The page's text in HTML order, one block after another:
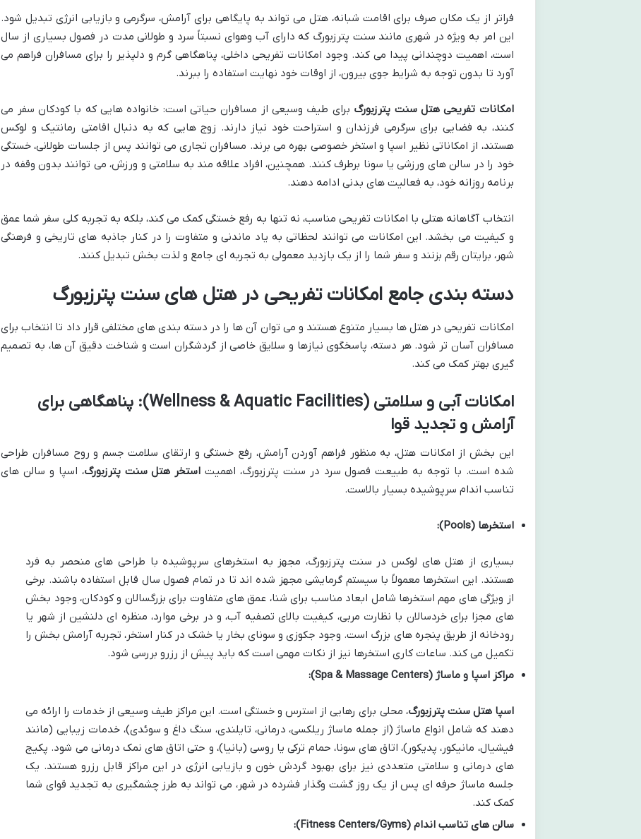
فراتر از یک مکان صرف برای اقامت شبانه، هتل می تواند به پایگاهی برای آرامش، سرگرمی و بازیابی انرژی تبدیل شود.
این امر به ویژه در شهری مانند سنت پترزبورگ که دارای آب وهوای نسبتاً سرد و طولانی مدت در فصول بسیاری از سال
است، اهمیت دوچندانی پیدا می کند. وجود امکانات تفریحی داخلی، پناهگاهی گرم و دلپذیر را برای مسافران فراهم می
آورد تا بدون توجه به شرایط جوی بیرون، از اوقات خود نهایت استفاده را ببرند.
امکانات تفریحی هتل سنت پترزبورگ برای طیف وسیعی از مسافران حیاتی است: خانواده هایی که با کودکان سفر می
کنند، به فضایی برای سرگرمی فرزندان و استراحت خود نیاز دارند. زوج هایی که به دنبال اقامتی رمانتیک و لوکس
هستند، از امکاناتی نظیر اسپا و استخر خصوصی بهره می برند. مسافران تجاری می توانند پس از جلسات طولانی، خستگی
خود را در سالن های ورزشی یا سونا برطرف کنند. همچنین، افراد علاقه مند به سلامتی و ورزش، می توانند بدون وقفه در
برنامه روزانه خود، به فعالیت های بدنی ادامه دهند.
انتخاب آگاهانه هتلی با امکانات تفریحی مناسب، نه تنها به رفع خستگی کمک می کند، بلکه به تجربه کلی سفر شما عمق
و کیفیت می بخشد. این امکانات می توانند لحظاتی به یاد ماندنی و متفاوت را در کنار جاذبه های تاریخی و فرهنگی
شهر، برایتان رقم بزنند و سفر شما را از یک بازدید معمولی به تجربه ای جامع و لذت بخش تبدیل کنند.
دسته بندی جامع امکانات تفریحی در هتل های سنت پترزبورگ
امکانات تفریحی در هتل ها بسیار متنوع هستند و می توان آن ها را در دسته بندی های مختلفی قرار داد تا انتخاب برای
مسافران آسان تر شود. هر دسته، پاسخگوی نیازها و سلایق خاصی از گردشگران است و شناخت دقیق آن ها، به تصمیم
گیری بهتر کمک می کند.
امکانات آبی و سلامتی (Wellness & Aquatic Facilities): پناهگاهی برای
آرامش و تجدید قوا
این بخش از امکانات هتل، به منظور فراهم آوردن آرامش، رفع خستگی و ارتقای سلامت جسم و روح مسافران طراحی
شده است. با توجه به طبیعت فصول سرد در سنت پترزبورگ، اهمیت استخر هتل سنت پترزبورگ، اسپا و سالن های
تناسب اندام سرپوشیده بسیار بالاست.
استخرها (Pools):
بسیاری از هتل های لوکس در سنت پترزبورگ، مجهز به استخرهای سرپوشیده با طراحی های منحصر به فرد
هستند. این استخرها معمولاً با سیستم گرمایشی مجهز شده اند تا در تمام فصول سال قابل استفاده باشند. برخی
از ویژگی های مهم استخرها شامل ابعاد مناسب برای شنا، عمق های متفاوت برای بزرگسالان و کودکان، وجود بخش
های مجزا برای خردسالان با نظارت مربی، کیفیت بالای تصفیه آب، و در برخی موارد، منظره ای دلنشین از شهر یا
رودخانه از طریق پنجره های بزرگ است. وجود جکوزی و سونای بخار یا خشک در کنار استخر، تجربه آرامش بخش را
تکمیل می کند. ساعات کاری استخرها نیز از نکات مهمی است که باید پیش از رزرو بررسی شود.
مراکز اسپا و ماساژ (Spa & Massage Centers):
اسپا هتل سنت پترزبورگ، محلی برای رهایی از استرس و خستگی است. این مراکز طیف وسیعی از خدمات را ارائه می
دهند که شامل انواع ماساژ (از جمله ماساژ ریلکسی، درمانی، تایلندی، سنگ داغ و سوئدی)، خدمات زیبایی (مانند
فیشیال، مانیکور، پدیکور)، اتاق های سونا، حمام ترکی یا روسی (بانیا)، و حتی اتاق های نمک درمانی می شود. پکیج
های درمانی و سلامتی متعددی نیز برای بهبود گردش خون و بازیابی انرژی در این مراکز قابل رزرو هستند. یک
جلسه ماساژ حرفه ای پس از یک روز گشت وگذار فشرده در شهر، می تواند به طرز چشمگیری به تجدید قوای شما
کمک کند.
سالن های تناسب اندام (Fitness Centers/Gyms):